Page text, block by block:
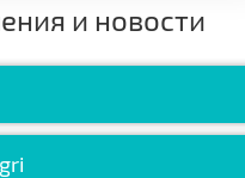
и новости